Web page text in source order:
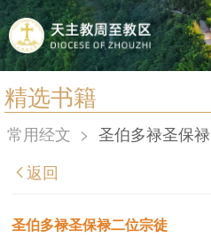
精选书籍
首页
宗教法规
教区简介
常用经文 > 圣伯多禄圣保禄
返回
圣伯多禄圣保禄二位宗徒